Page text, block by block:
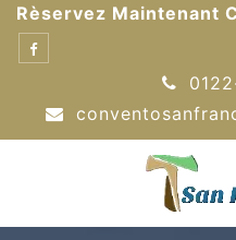
Rèservez Maintenant